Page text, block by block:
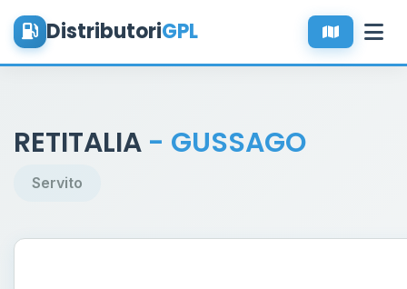
DistributoriGPL
RETITALIA - GUSSAGO
Servito